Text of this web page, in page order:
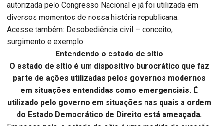
autorizada pelo Congresso Nacional e já foi utilizada em
diversos momentos de nossa história republicana.
Acesse também: Desobediência civil – conceito,
surgimento e exemplo
Entendendo o estado de sítio
O estado de sítio é um dispositivo burocrático que faz
parte de ações utilizadas pelos governos modernos
em situações entendidas como emergenciais. É
utilizado pelo governo em situações nas quais a ordem
do Estado Democrático de Direito está ameaçada.